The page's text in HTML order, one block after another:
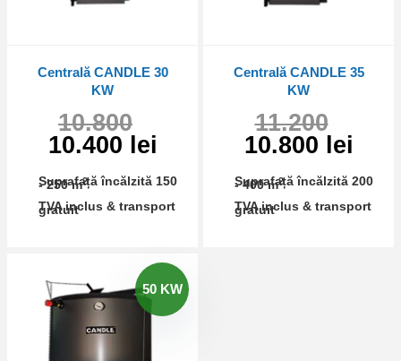
Centrală CANDLE 30
KW
10.800
10.400 lei
Suprafață încălzită 150
- 250 m2
TVA inclus & transport
gratuit
Centrală CANDLE 35
KW
11.200
10.800 lei
Suprafață încălzită 200
- 400 m2
TVA inclus & transport
gratuit
50 KW